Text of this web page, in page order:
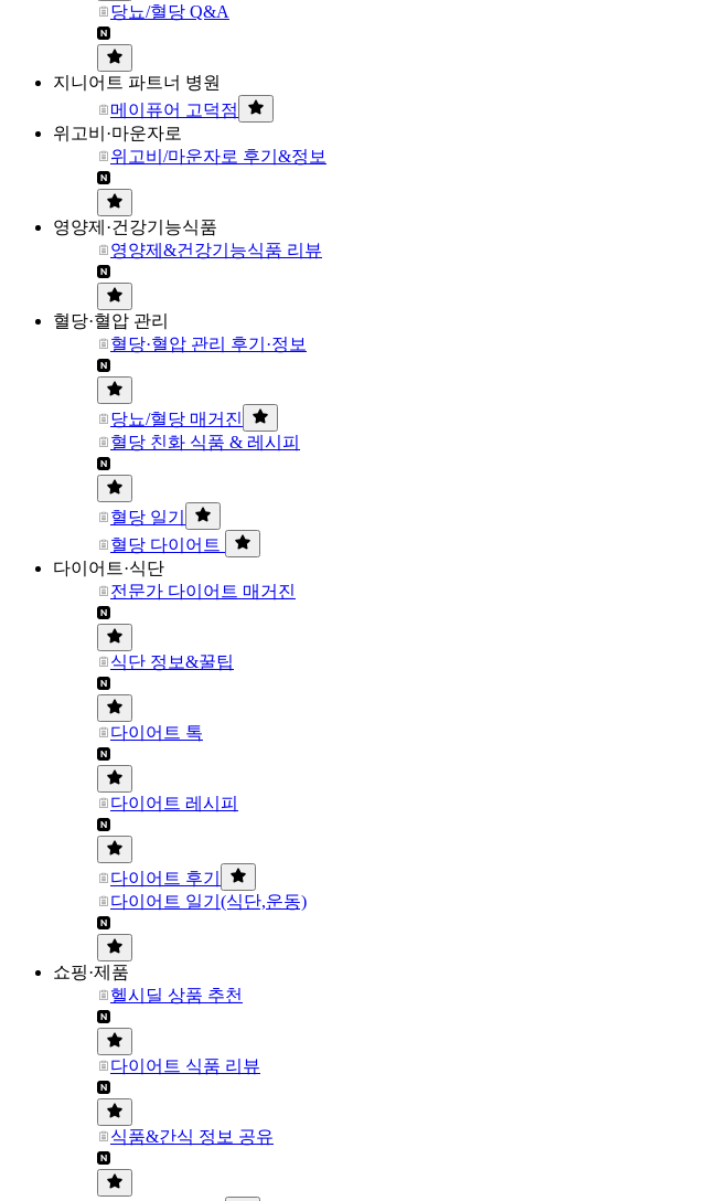
당뇨/혈당 Q&A
지니어트 파트너 병원
메이퓨어 고덕점
위고비·마운자로
위고비/마운자로 후기&정보
영양제·건강기능식품
영양제&건강기능식품 리뷰
혈당·혈압 관리
혈당·혈압 관리 후기·정보
당뇨/혈당 매거진
혈당 친화 식품 & 레시피
혈당 일기
혈당 다이어트
다이어트·식단
전문가 다이어트 매거진
식단 정보&꿀팁
다이어트 톡
다이어트 레시피
다이어트 후기
다이어트 일기(식단,운동)
쇼핑·제품
헬시딜 상품 추천
다이어트 식품 리뷰
식품&간식 정보 공유